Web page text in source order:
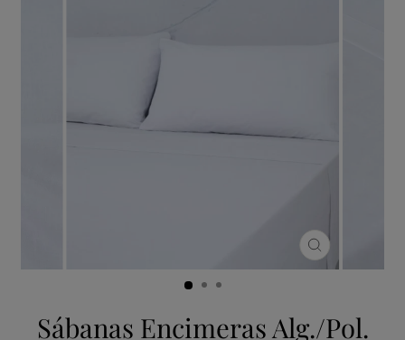
CERRAR
(ESC)
Sábanas Encimeras Alg./Pol.